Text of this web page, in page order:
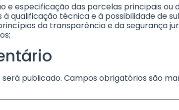
e especificação das parcelas principais
qualificação técnica e à possibilidade de
da transparência e da segurança
publicado. Campos obrigatórios são